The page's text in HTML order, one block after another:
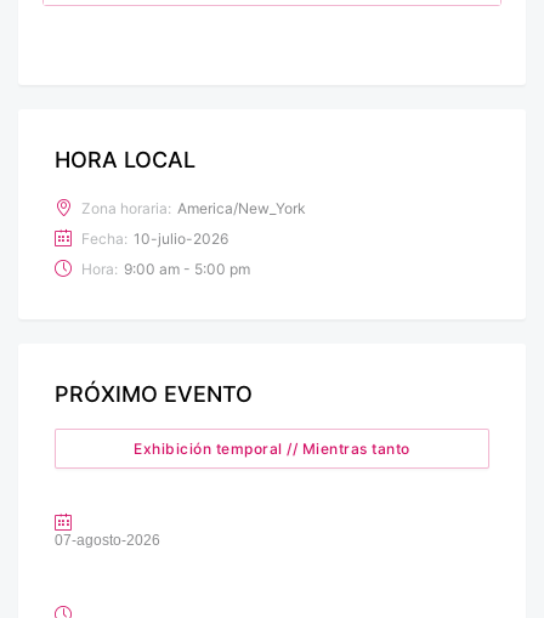
HORA LOCAL
Zona horaria: America/New_York
Fecha: 10-julio-2026
Hora: 9:00 am - 5:00 pm
PRÓXIMO EVENTO
Exhibición temporal // Mientras tanto
07-agosto-2026